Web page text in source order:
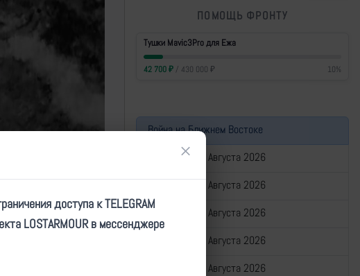
ПОМОЩЬ ФРОНТУ
Тушки Mavic3Pro для Ежа
42 700₽/ 430 000 ₽ 10%
Война на Ближнем Востоке
Сводка за 07 Августа 2026
Сводка за 06 Августа 2026
Сводка за 05 Августа 2026
Сводка за 04 Августа 2026
Сводка за 03 Августа 2026
×
доступа к TELEGRAM
LOSTARMOUR в мессенджере